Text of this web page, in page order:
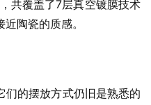
共覆盖了7层真空镀膜技术
陶瓷的质感。
们的摆放方式仍旧是熟悉的